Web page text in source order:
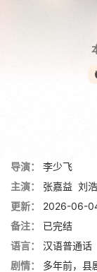
导演：
李少飞
主演：
张嘉益 刘
更新：
2026-06-
备注：
已完结
语言：
汉语普通话
剧情：
多年前，县